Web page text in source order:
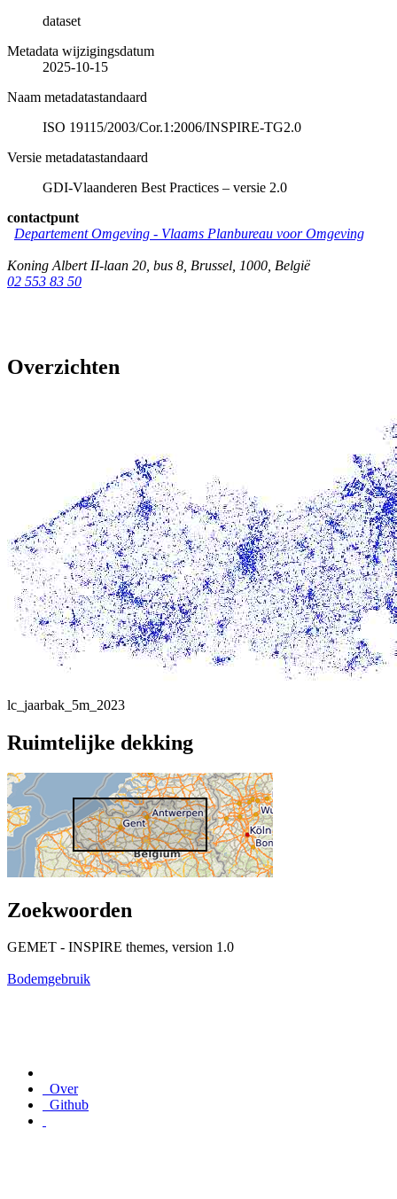
dataset
Metadata wijzigingsdatum
2025-10-15
Naam metadatastandaard
ISO 19115/2003/Cor.1:2006/INSPIRE-TG2.0
Versie metadatastandaard
GDI-Vlaanderen Best Practices – versie 2.0
contactpunt
Departement Omgeving - Vlaams Planbureau voor Omgeving
Koning Albert II-laan 20, bus 8 Brussel 1000 België
02 553 83 50
Overzichten
lc_jaarbak_5m_2023
Ruimtelijke dekking
Zoekwoorden
GEMET - INSPIRE themes, version 1.0
Bodemgebruik
Over
Github